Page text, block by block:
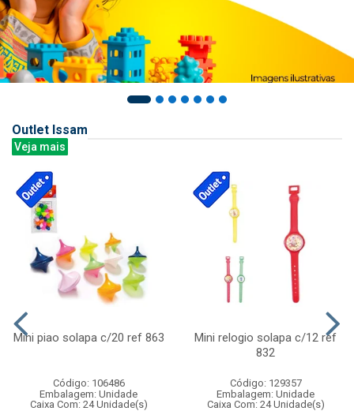
Outlet Issam
Veja mais
Mini piao solapa c/20 ref 863
Código: 106486
Embalagem: Unidade
Caixa Com: 24 Unidade(s)
Mini relogio solapa c/12 ref
832
Código: 129357
Embalagem: Unidade
Caixa Com: 24 Unidade(s)